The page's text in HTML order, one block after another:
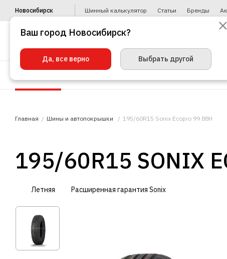
Новосибирск Шинный калькулятор Статьи Бренды
Главная Шины и автопокрышки 195/60R15 Sonix Ecopro 99 88H
195/60R15 SONIX
Летняя Расширенная гарантия Sonix
Ваш город Новосибирск?
Да, все верно Выбрать другой